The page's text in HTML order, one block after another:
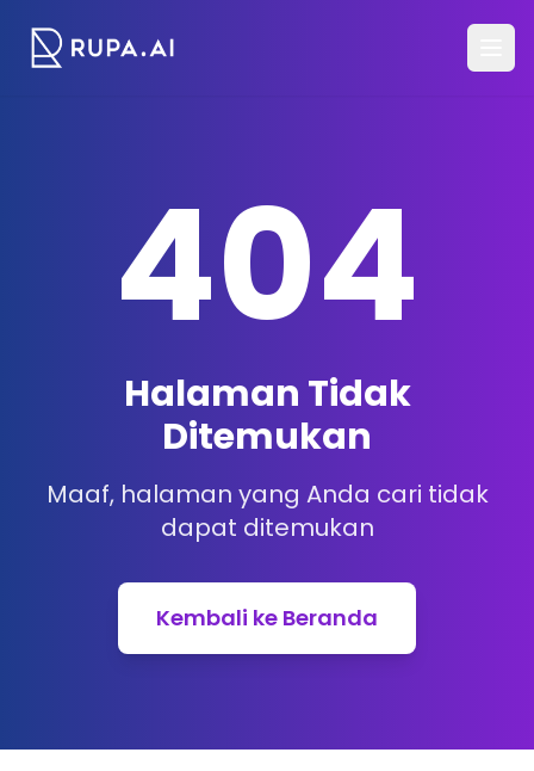
404
Halaman Tidak
Ditemukan
Maaf, halaman yang Anda cari tidak
dapat ditemukan
Kembali ke Beranda